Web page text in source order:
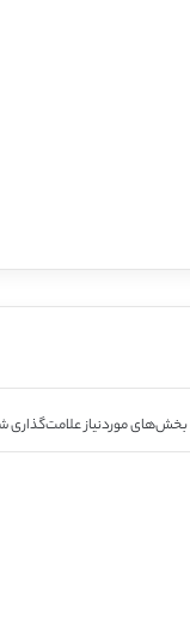
بخش‌های موردنیاز علامت‌گذاری